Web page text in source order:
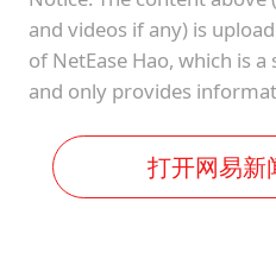
and videos if any) is
of NetEase Hao, which is
and only provides
打开网易新